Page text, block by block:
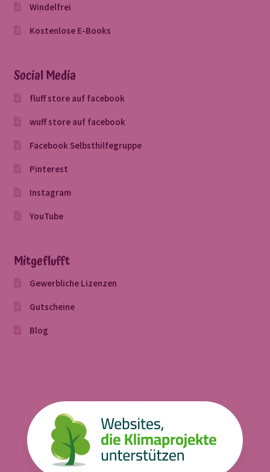
Windelfrei
Kostenlose E-Books
Social Media
fluff store auf facebook
wuff store auf facebook
Facebook Selbsthilfegruppe
Pinterest
Instagram
YouTube
Mitgeflufft
Gewerbliche Lizenzen
Gutscheine
Blog